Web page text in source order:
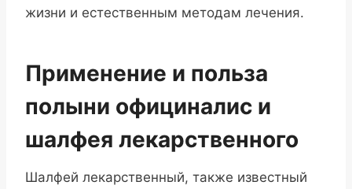
жизни и естественным методам лечения.
Применение и польза
полыни официналис и
шалфея лекарственного
Шалфей лекарственный, также известный